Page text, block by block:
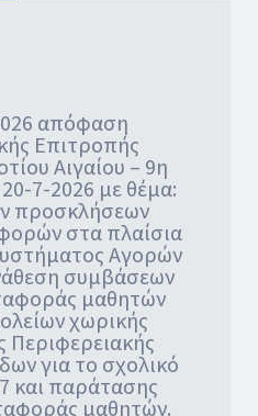
απόφαση
Επιτροπής
Αιγαίου – 9η
7-2026 με θέμα:
προσκλήσεων
στα πλαίσια
Αγορών
συμβάσεων
μαθητών
χωρικής
Περιφερειακής
για το σχολικό
και παράτασης
μαθητών.